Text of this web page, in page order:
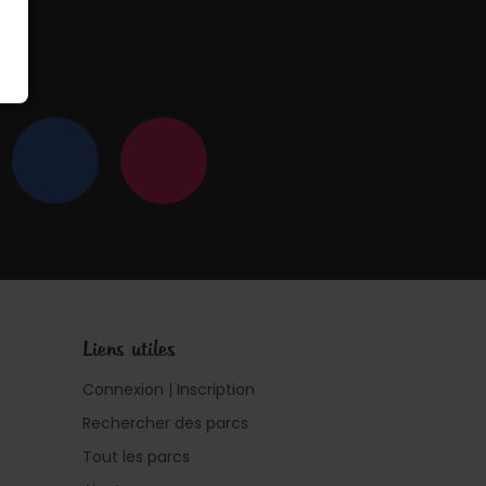
Liens utiles
Connexion | Inscription
Rechercher des parcs
Tout les parcs